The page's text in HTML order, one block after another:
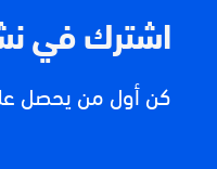
اشترك في
كن أول من يحصل